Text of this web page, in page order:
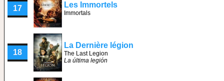
17 Les Immortels
Immortals
18
La Dernière légion
The Last Legion
La última legión